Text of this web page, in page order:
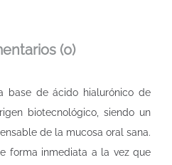
(0)
base de ácido hialurónico de
biotecnológico, siendo un
de la mucosa oral sana.
forma inmediata a la vez que